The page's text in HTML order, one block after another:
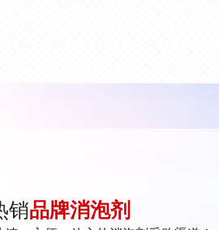
销品牌消泡剂